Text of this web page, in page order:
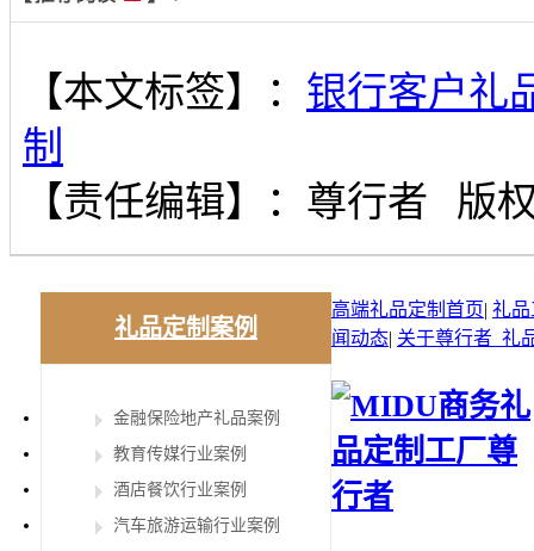
【本文标签】： 银行客户礼
制
【责任编辑】： 尊行者 版
礼品定制案例
金融保险地产礼品案例
教育传媒行业案例
酒店餐饮行业案例
汽车旅游运输行业案例
高端礼品定制首页| 礼品
闻动态| 关于尊行者_礼